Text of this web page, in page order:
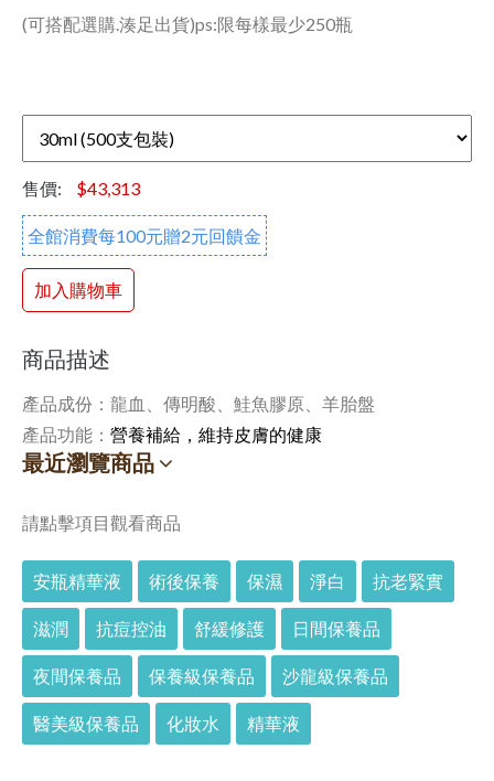
(可搭配選購.湊足出貨)ps:限每樣最少250瓶
售價: $43,313
全館消費每100元贈2元回饋金
加入購物車
商品描述
產品成份：龍血、傳明酸、鮭魚膠原、羊胎盤
產品功能： 營養補給，維持皮膚的健康
最近瀏覽商品
請點擊項目觀看商品
安瓶精華液 術後保養 保濕 淨白 抗老緊實
滋潤 抗痘控油 舒緩修護 日間保養品
夜間保養品 保養級保養品 沙龍級保養品
醫美級保養品 化妝水 精華液